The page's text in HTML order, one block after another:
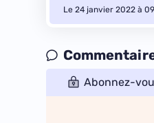
Le 24 janvier 2022 à
Abonnez-